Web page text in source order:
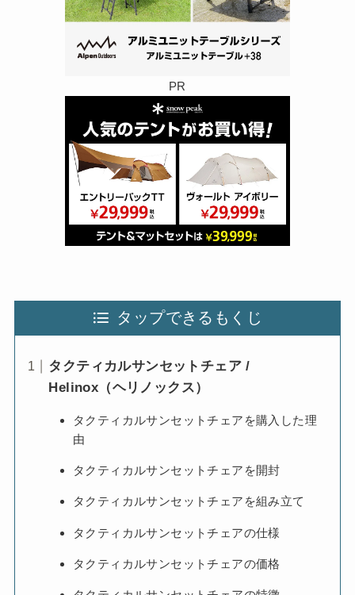
PR
タップできるもくじ
タクティカルサンセットチェア /
Helinox（ヘリノックス）
タクティカルサンセットチェアを購入した理
由
タクティカルサンセットチェアを開封
タクティカルサンセットチェアを組み立て
タクティカルサンセットチェアの仕様
タクティカルサンセットチェアの価格